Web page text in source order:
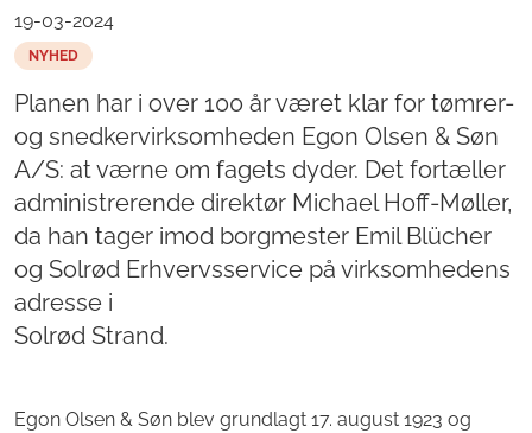
19-03-2024
NYHED
Planen har i over 100 år været klar for tømrer-
og snedkervirksomheden Egon Olsen & Søn
A/S: at værne om fagets dyder. Det fortæller
administrerende direktør Michael Hoff-Møller,
da han tager imod borgmester Emil Blücher
og Solrød Erhvervsservice på virksomhedens
adresse i
Solrød Strand.
Egon Olsen & Søn blev grundlagt 17. august 1923 og